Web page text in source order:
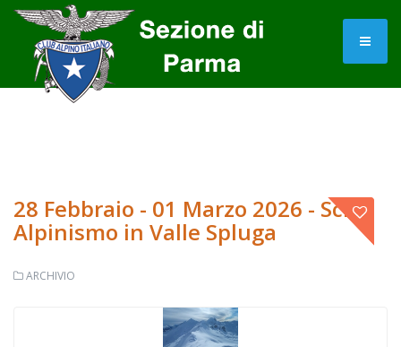
28 Febbraio - 01 Marzo 2026 - Sci
Alpinismo in Valle Spluga
ARCHIVIO